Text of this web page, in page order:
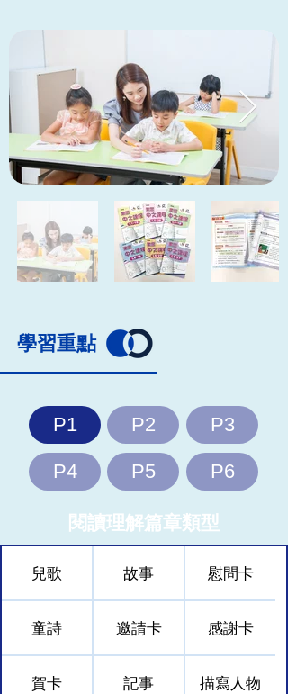
​學習重點
P1 P2 P3
P4 P5 P6
​閱讀理解篇章類型
兒歌 故事 慰問卡
童詩 邀請卡 感謝卡
賀卡 記事 描寫人物